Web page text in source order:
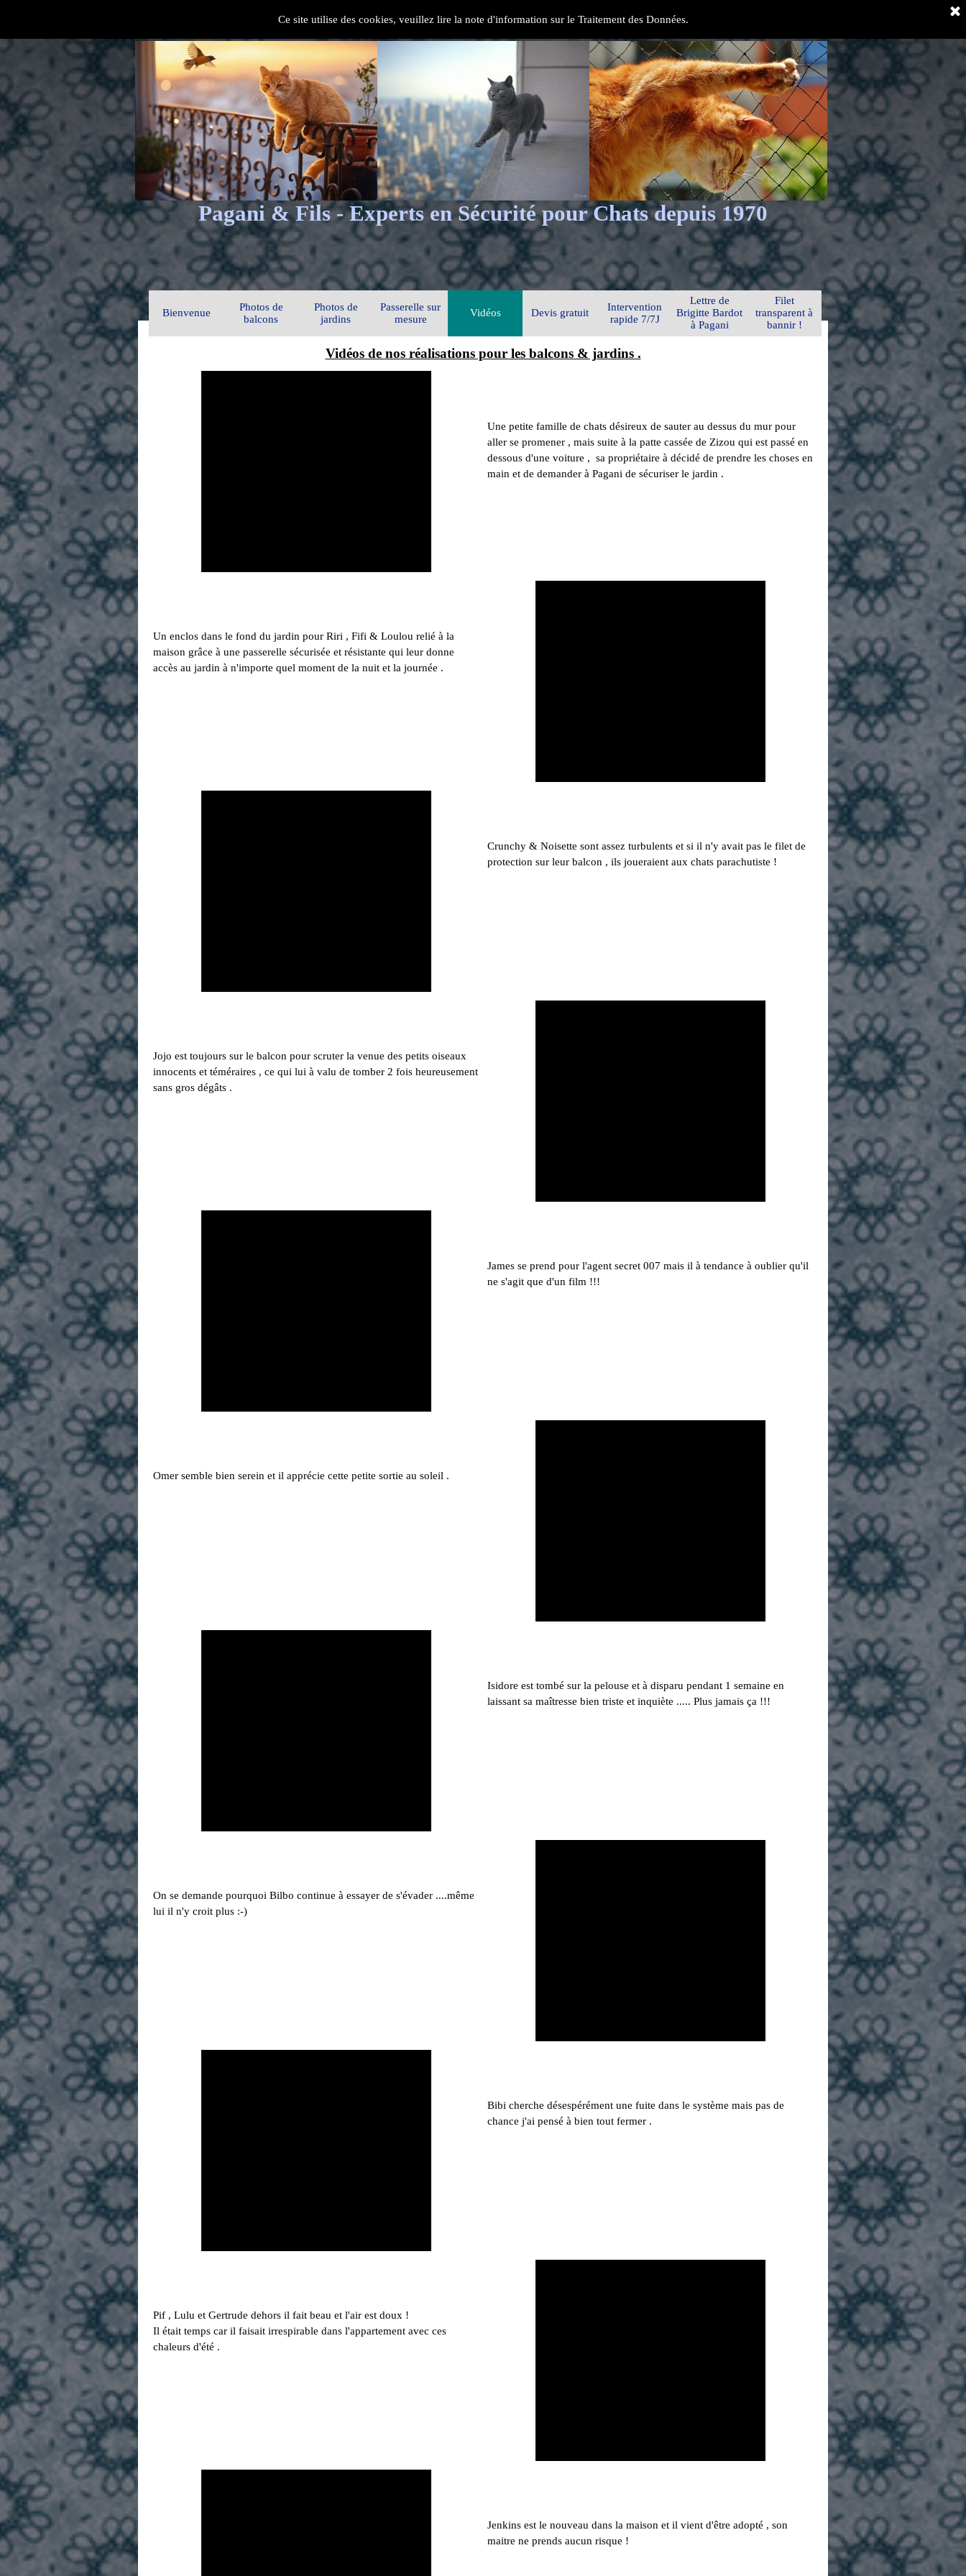
Ce site utilise des cookies, veuillez lire la note d'information sur le Traitement des Données.
Pagani & Fils - Experts en Sécurité pour Chats depuis 1970
Bienvenue
Photos de
balcons
Photos de
jardins
Passerelle sur
mesure
Vidéos Devis gratuit
Intervention
rapide 7/7J
Lettre de
Brigitte Bardot
à Pagani
Filet
transparent à
bannir !
Vidéos de nos réalisations pour les balcons & jardins .
Une petite famille de chats désireux de sauter au dessus du mur pour
aller se promener , mais suite à la patte cassée de Zizou qui est passé en
dessous d'une voiture , sa propriétaire à décidé de prendre les choses en
main et de demander à Pagani de sécuriser le jardin .
Un enclos dans le fond du jardin pour Riri , Fifi & Loulou relié à la
maison grâce à une passerelle sécurisée et résistante qui leur donne
accès au jardin à n'importe quel moment de la nuit et la journée .
Crunchy & Noisette sont assez turbulents et si il n'y avait pas le filet de
protection sur leur balcon , ils joueraient aux chats parachutiste !
Jojo est toujours sur le balcon pour scruter la venue des petits oiseaux
innocents et téméraires , ce qui lui à valu de tomber 2 fois heureusement
sans gros dégâts .
James se prend pour l'agent secret 007 mais il à tendance à oublier qu'il
ne s'agit que d'un film !!!
Omer semble bien serein et il apprécie cette petite sortie au soleil .
Isidore est tombé sur la pelouse et à disparu pendant 1 semaine en
laissant sa maîtresse bien triste et inquiète ..... Plus jamais ça !!!
On se demande pourquoi Bilbo continue à essayer de s'évader ....même
lui il n'y croit plus :-)
Bibi cherche désespérément une fuite dans le système mais pas de
chance j'ai pensé à bien tout fermer .
Pif , Lulu et Gertrude dehors il fait beau et l'air est doux !
Il était temps car il faisait irrespirable dans l'appartement avec ces
chaleurs d'été .
Jenkins est le nouveau dans la maison et il vient d'être adopté , son
maitre ne prends aucun risque !